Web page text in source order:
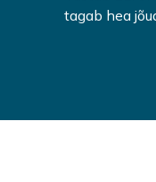
tagab hea